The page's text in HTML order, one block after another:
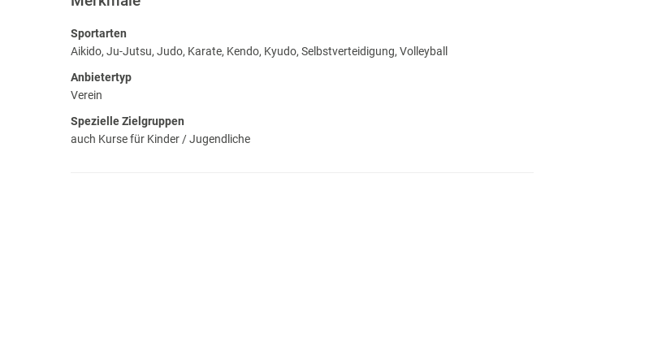
Sportarten
Aikido, Ju-Jutsu, Judo, Karate, Kendo, Kyudo, Selbstverteidigung, Volleyball
Anbietertyp
Verein
Spezielle Zielgruppen
auch Kurse für Kinder / Jugendliche